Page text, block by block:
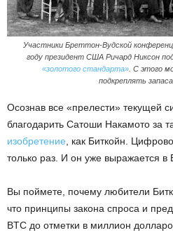
Участники Бреттон-Вудской
году президент США Ричард Никсон
«золотого стандарта» . С этого
подкреплять
Осознав все «прелести» текущей
благодарить Сатоши Накамото за
изобретение , как Биткойн.
только раз. И он уже выражается в
Вы поймете, почему любители
что принципы закона спроса и
BTC до отметки в миллион